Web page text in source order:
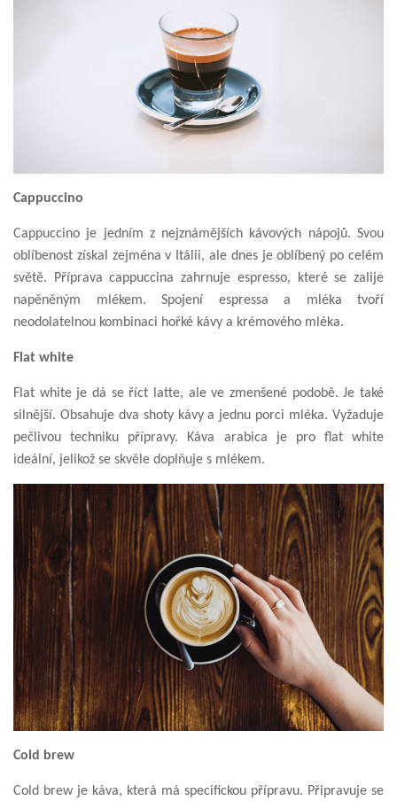
Cappuccino
Cappuccino je jedním z nejznámějších kávových nápojů. Svou
oblíbenost získal zejména v Itálii, ale dnes je oblíbený po celém
světě. Příprava cappuccina zahrnuje espresso, které se zalije
napěněným mlékem. Spojení espressa a mléka tvoří
neodolatelnou kombinaci hořké kávy a krémového mléka.
Flat white
Flat white je dá se říct latte, ale ve zmenšené podobě. Je také
silnější. Obsahuje dva shoty kávy a jednu porci mléka. Vyžaduje
pečlivou techniku přípravy. Káva arabica je pro flat white
ideální, jelikož se skvěle doplňuje s mlékem.
Cold brew
Cold brew je káva, která má specifickou přípravu. Připravuje se